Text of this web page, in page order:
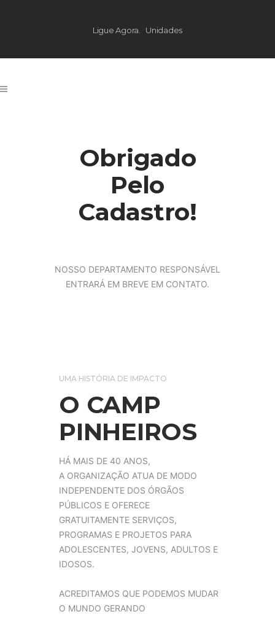
Ligue Agora. Unidades
Obrigado
Pelo
Cadastro!
NOSSO DEPARTAMENTO RESPONSÁVEL
ENTRARÁ EM BREVE EM CONTATO.
UMA HISTÓRIA DE IMPACTO
O CAMP
PINHEIROS
HÁ MAIS DE 40 ANOS,
A ORGANIZAÇÃO ATUA DE MODO
INDEPENDENTE DOS ÓRGÃOS
PÚBLICOS E OFERECE
GRATUITAMENTE SERVIÇOS,
PROGRAMAS E PROJETOS PARA
ADOLESCENTES, JOVENS, ADULTOS E
IDOSOS.
ACREDITAMOS QUE PODEMOS MUDAR
O MUNDO GERANDO